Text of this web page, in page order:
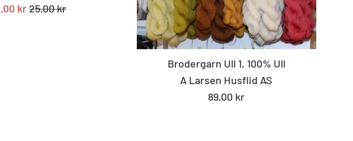
krStandard
25,00 kr
Brodergarn Ull 1, 100% Ull
A Larsen Husflid AS
Standard
89,00 kr